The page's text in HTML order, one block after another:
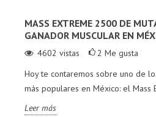
MASS EXTREME 2500 DE
GANADOR MUSCULAR EN
4602 vistas 2 Me gusta
Hoy te contaremos sobre uno de
más populares en México: el Mass
Leer más